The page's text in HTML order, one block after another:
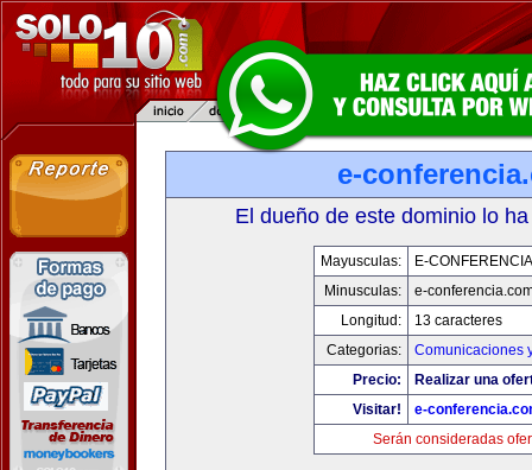
e-
El dueño de este dominio lo
Mayusculas:
E-
Minusculas:
e-
Longitud:
13 caracteres
Categorias:
Comunicaciones
Precio:
Realizar una
Visitar!
e-
Serán consideradas